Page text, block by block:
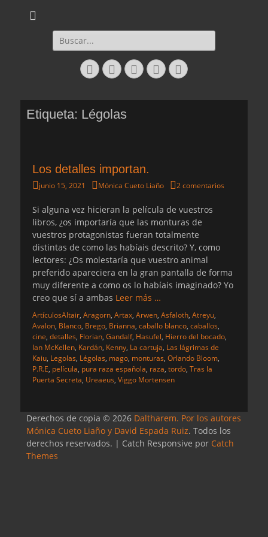
autores Mónica
Cueto Liaño y
David Espada Ruiz
Buscar:
Facebook
Correo
electrónico
WordPress
YouTubeInstagram
Etiqueta: Légolas
Los detalles importan.
Publicado
junio 15, 2021 Autor
Mónica Cueto Liaño 2 comentarios
Si alguna vez hicieran la película de vuestros
libros, ¿os importaría que las monturas de
vuestros protagonistas fueran totalmente
distintas de como las habíais descrito? Y, como
lectores: ¿Os molestaría que vuestro animal
preferido apareciera en la gran pantalla de forma
muy diferente a como os lo habíais imaginado? Yo
creo que sí a ambas Leer más …
Categorias
ArtículosEtiquetas
Altair, Aragorn, Artax, Arwen, Asfaloth, Atreyu,
Avalon, Blanco, Brego, Brianna, caballo blanco, caballos,
cine, detalles, Florian, Gandalf, Hasufel, Hierro del bocado,
Ian McKellen, Kardán, Kenny, La cartuja, Las lágrimas de
Kaiu, Legolas, Légolas, mago, monturas, Orlando Bloom,
P.R.E, película, pura raza española, raza, tordo, Tras la
Puerta Secreta, Ureaeus, Viggo Mortensen
Derechos de copia © 2026 Daltharem. Por los autores
Mónica Cueto Liaño y David Espada Ruiz. Todos los
derechos reservados. | Catch Responsive por Catch
Themes